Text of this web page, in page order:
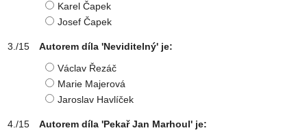
Karel Čapek
Josef Čapek
Autorem díla 'Neviditelný' je:
Václav Řezáč
Marie Majerová
Jaroslav Havlíček
Autorem díla 'Pekař Jan Marhoul' je: